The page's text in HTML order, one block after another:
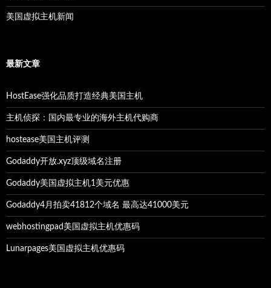
美国虚拟主机新闻
最新文章
HostEase强化品质打造经典美国主机
主机侦探：国内最专业的海外主机代购商
hostease美国主机评测
Godaddy开放.xyz顶级域名注册
Godaddy美国虚拟主机1美元优惠
Godaddy4月拍卖41812个域名 最高达41000美元
webhostingpad美国虚拟主机优惠码
Lunarpages美国虚拟主机优惠码